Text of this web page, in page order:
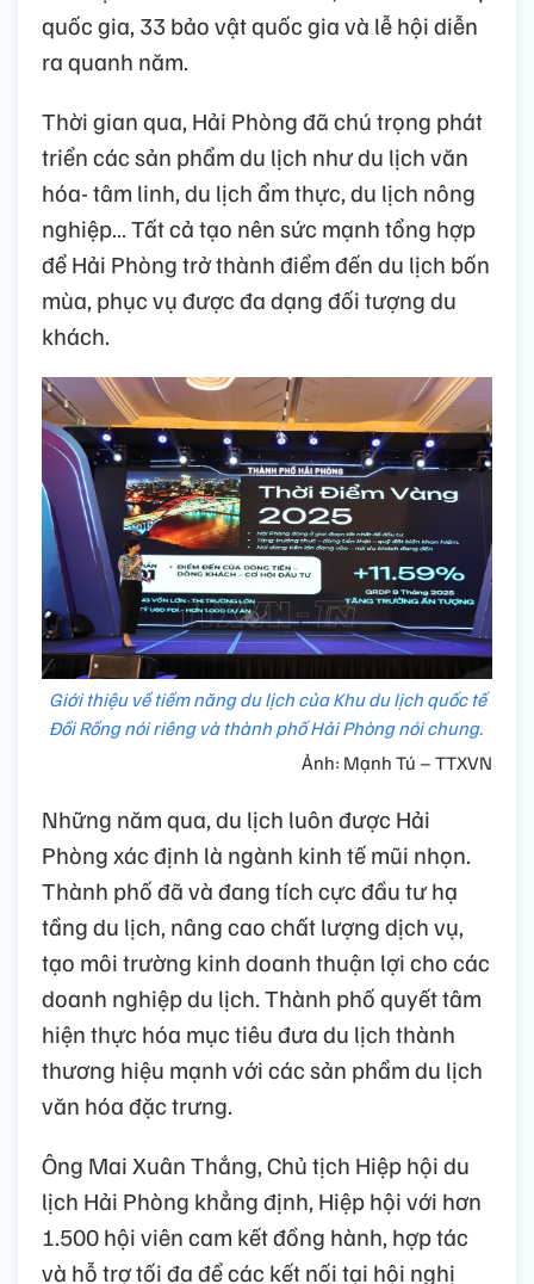
quốc gia, 33 bảo vật quốc gia và lễ hội diễn
ra quanh năm.
Thời gian qua, Hải Phòng đã chú trọng phát
triển các sản phẩm du lịch như du lịch văn
hóa- tâm linh, du lịch ẩm thực, du lịch nông
nghiệp… Tất cả tạo nên sức mạnh tổng hợp
để Hải Phòng trở thành điểm đến du lịch bốn
mùa, phục vụ được đa dạng đối tượng du
khách.
Giới thiệu về tiềm năng du lịch của Khu du lịch quốc tế
Đồi Rồng nói riêng và thành phố Hải Phòng nói chung.
Ảnh: Mạnh Tú – TTXVN
Những năm qua, du lịch luôn được Hải
Phòng xác định là ngành kinh tế mũi nhọn.
Thành phố đã và đang tích cực đầu tư hạ
tầng du lịch, nâng cao chất lượng dịch vụ,
tạo môi trường kinh doanh thuận lợi cho các
doanh nghiệp du lịch. Thành phố quyết tâm
hiện thực hóa mục tiêu đưa du lịch thành
thương hiệu mạnh với các sản phẩm du lịch
văn hóa đặc trưng.
Ông Mai Xuân Thắng, Chủ tịch Hiệp hội du
lịch Hải Phòng khẳng định, Hiệp hội với hơn
1.500 hội viên cam kết đồng hành, hợp tác
và hỗ trợ tối đa để các kết nối tại hội nghị